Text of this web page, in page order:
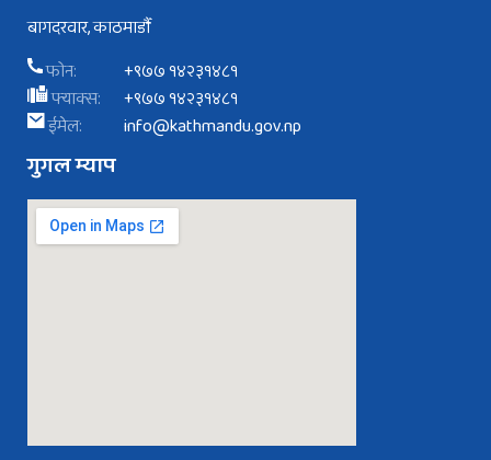
बागदरवार, काठमाडौँ
फोन:
फ्याक्स:
ईमेल:
+९७७ १४२३१४८१
+९७७ १४२३१४८१
info@kathmandu.gov.np
गुगल म्याप